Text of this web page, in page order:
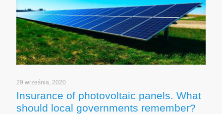
29 września, 2020
Insurance of photovoltaic panels. What
should local governments remember?